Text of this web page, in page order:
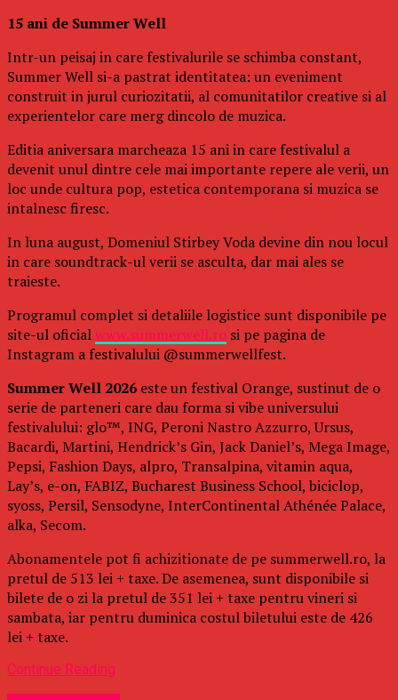
15 ani de Summer Well
Intr-un peisaj in care festivalurile se schimba constant,
Summer Well si-a pastrat identitatea: un eveniment
construit in jurul curiozitatii, al comunitatilor creative si al
experientelor care merg dincolo de muzica.
Editia aniversara marcheaza 15 ani in care festivalul a
devenit unul dintre cele mai importante repere ale verii, un
loc unde cultura pop, estetica contemporana si muzica se
intalnesc firesc.
In luna august, Domeniul Stirbey Voda devine din nou locul
in care soundtrack-ul verii se asculta, dar mai ales se
traieste.
Programul complet si detaliile logistice sunt disponibile pe
site-ul oficialwww.summerwell.ro si pe pagina de
Instagram a festivalului @summerwellfest.
Summer Well 2026 este un festival Orange, sustinut de o
serie de parteneri care dau forma si vibe universului
festivalului: glo™, ING, Peroni Nastro Azzurro, Ursus,
Bacardi, Martini, Hendrick’s Gin, Jack Daniel’s, Mega Image,
Pepsi, Fashion Days, alpro, Transalpina, vitamin aqua,
Lay’s, e-on, FABIZ, Bucharest Business School, biciclop,
syoss, Persil, Sensodyne, InterContinental Athénée Palace,
alka, Secom.
Abonamentele pot fi achizitionate de pe summerwell.ro, la
pretul de 513 lei + taxe. De asemenea, sunt disponibile si
bilete de o zi la pretul de 351 lei + taxe pentru vineri si
sambata, iar pentru duminica costul biletului este de 426
lei + taxe.
Continue Reading